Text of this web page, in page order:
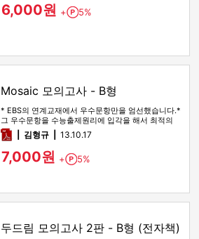
6,000원 + Point
5%
Mosaic 모의고사 - B형
* EBS의 연계교재에서 우수문항만을 엄선했습니다.*
그 우수문항을 수능출제원리에 입각을 해서 최적의
변형문제로 제작했습니다…
pdf김형규 13.10.17
7,000원 + Point
5%
두드림 모의고사 2판 - B형 (전자책)